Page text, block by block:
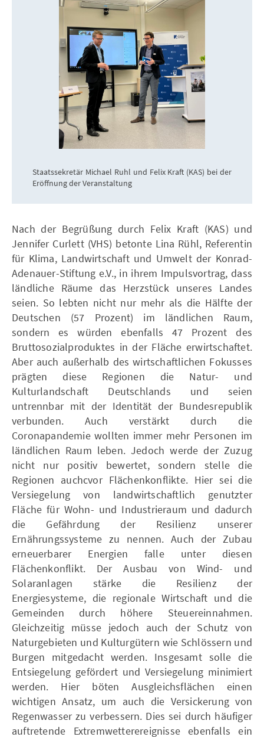
Staatssekretär Michael Ruhl und Felix Kraft (KAS) bei der
Eröffnung der Veranstaltung
Nach der Begrüßung durch Felix Kraft (KAS) und
Jennifer Curlett (VHS) betonte Lina Rühl, Referentin
für Klima, Landwirtschaft und Umwelt der Konrad-
Adenauer-Stiftung e.V., in ihrem Impulsvortrag, dass
ländliche Räume das Herzstück unseres Landes
seien. So lebten nicht nur mehr als die Hälfte der
Deutschen (57 Prozent) im ländlichen Raum,
sondern es würden ebenfalls 47 Prozent des
Bruttosozialproduktes in der Fläche erwirtschaftet.
Aber auch außerhalb des wirtschaftlichen Fokusses
prägten diese Regionen die Natur- und
Kulturlandschaft Deutschlands und seien
untrennbar mit der Identität der Bundesrepublik
verbunden. Auch verstärkt durch die
Coronapandemie wollten immer mehr Personen im
ländlichen Raum leben. Jedoch werde der Zuzug
nicht nur positiv bewertet, sondern stelle die
Regionen auchcvor Flächenkonflikte. Hier sei die
Versiegelung von landwirtschaftlich genutzter
Fläche für Wohn- und Industrieraum und dadurch
die Gefährdung der Resilienz unserer
Ernährungssysteme zu nennen. Auch der Zubau
erneuerbarer Energien falle unter diesen
Flächenkonflikt. Der Ausbau von Wind- und
Solaranlagen stärke die Resilienz der
Energiesysteme, die regionale Wirtschaft und die
Gemeinden durch höhere Steuereinnahmen.
Gleichzeitig müsse jedoch auch der Schutz von
Naturgebieten und Kulturgütern wie Schlössern und
Burgen mitgedacht werden. Insgesamt solle die
Entsiegelung gefördert und Versiegelung minimiert
werden. Hier böten Ausgleichsflächen einen
wichtigen Ansatz, um auch die Versickerung von
Regenwasser zu verbessern. Dies sei durch häufiger
auftretende Extremwetterereignisse ebenfalls ein